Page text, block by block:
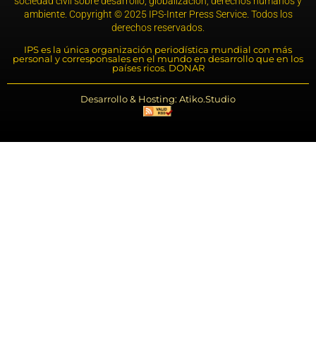
ambiente. Copyright © 2025 IPS-Inter Press Service. Todos los
derechos reservados.
IPS es la única organización periodística mundial con más
personal y corresponsales en el mundo en desarrollo que en los
países ricos. DONAR
Desarrollo & Hosting: Atiko.Studio